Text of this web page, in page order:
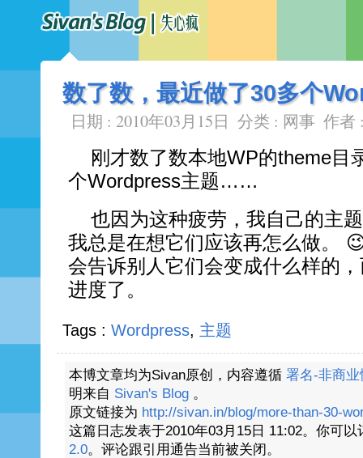
数了数，最近做了30多个
日期 : 2010年03月15日 分类 : 网事 作者
刚才数了数本地WP的theme目
个Wordpress主题……
也因为这种疲劳，我自己的主
我总是在想它们应该再怎么做。
会告诉别人它们会变成什么样的
进度了。
Tags : Wordpress, 主题
本博文章均为Sivan原创，内容遵循 署名-非商
明来自 Sivan's Blog 。
原文链接为 http://sivan.in/blog/more-than-30-
这篇日志发表于2010年03月15日 11:02。你可
2.0。评论跟引用通告当前被关闭。